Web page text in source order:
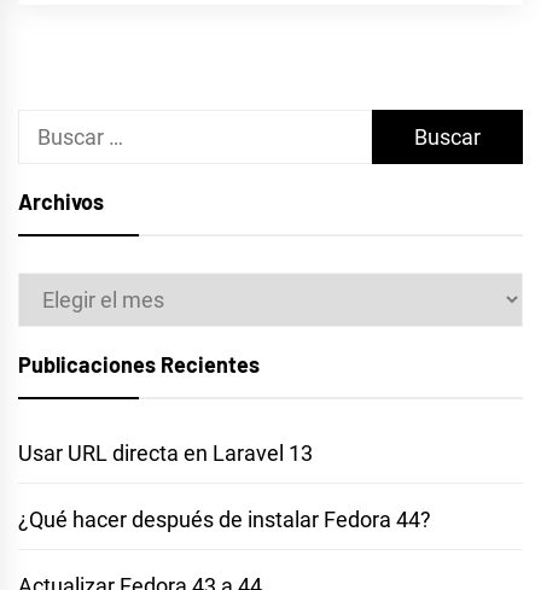
Buscar:
Archivos
Archivos
Publicaciones Recientes
Usar URL directa en Laravel 13
¿Qué hacer después de instalar Fedora 44?